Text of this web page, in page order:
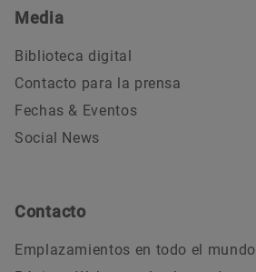
LASER-SMARTY3
Descarga
Media
Biblioteca digital
Contacto para la prensa
Fechas & Eventos
Social News
Contacto
Emplazamientos en todo el mundo